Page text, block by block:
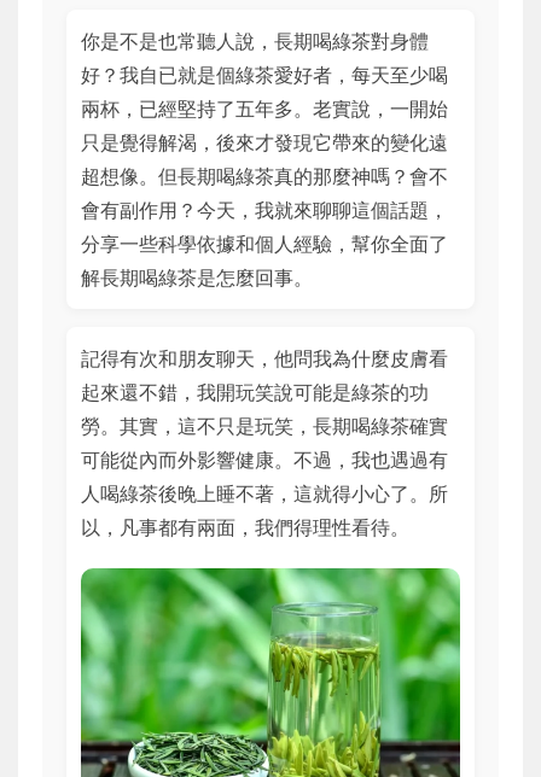
你是不是也常聽人說，長期喝綠茶對身體
好？我自已就是個綠茶愛好者，每天至少喝
兩杯，已經堅持了五年多。老實說，一開始
只是覺得解渴，後來才發現它帶來的變化遠
超想像。但長期喝綠茶真的那麼神嗎？會不
會有副作用？今天，我就來聊聊這個話題，
分享一些科學依據和個人經驗，幫你全面了
解長期喝綠茶是怎麼回事。
記得有次和朋友聊天，他問我為什麼皮膚看
起來還不錯，我開玩笑說可能是綠茶的功
勞。其實，這不只是玩笑，長期喝綠茶確實
可能從內而外影響健康。不過，我也遇過有
人喝綠茶後晚上睡不著，這就得小心了。所
以，凡事都有兩面，我們得理性看待。